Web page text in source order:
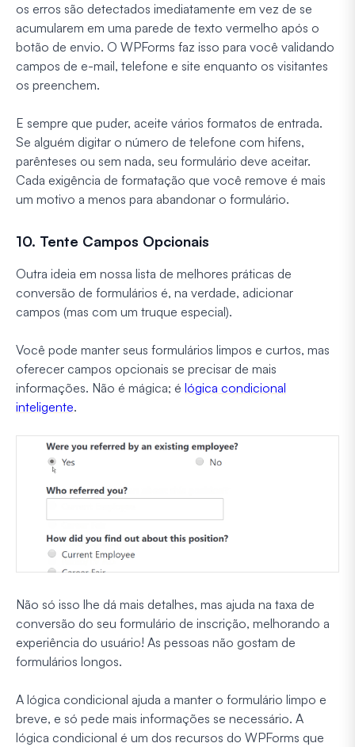
os erros são detectados imediatamente em vez de se
acumularem em uma parede de texto vermelho após o
botão de envio. O WPForms faz isso para você validando
campos de e-mail, telefone e site enquanto os visitantes
os preenchem.
E sempre que puder, aceite vários formatos de entrada.
Se alguém digitar o número de telefone com hifens,
parênteses ou sem nada, seu formulário deve aceitar.
Cada exigência de formatação que você remove é mais
um motivo a menos para abandonar o formulário.
10. Tente Campos Opcionais
Outra ideia em nossa lista de melhores práticas de
conversão de formulários é, na verdade, adicionar
campos (mas com um truque especial).
Você pode manter seus formulários limpos e curtos, mas
oferecer campos opcionais se precisar de mais
informações. Não é mágica; é lógica condicional
inteligente.
Não só isso lhe dá mais detalhes, mas ajuda na taxa de
conversão do seu formulário de inscrição, melhorando a
experiência do usuário! As pessoas não gostam de
formulários longos.
A lógica condicional ajuda a manter o formulário limpo e
breve, e só pede mais informações se necessário. A
lógica condicional é um dos recursos do WPForms que